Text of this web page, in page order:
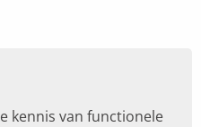
kennis van functionele